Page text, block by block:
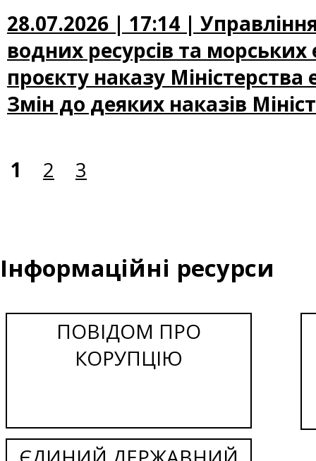
28.07.2026 | 17:14 |
водних ресурсів та
проєкту наказу
Змін до деяких наказів
1 2 3
Інформаційні ресурси
ПОВІДОМ ПРО
КОРУПЦІЮ